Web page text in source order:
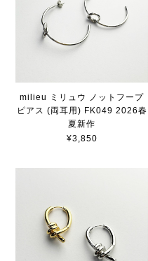
milieu ミリュウ ノットフープ
ピアス (両耳用) FK049 2026春
夏新作
¥3,850